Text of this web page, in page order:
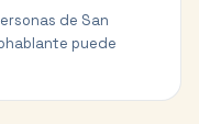
de San
puede